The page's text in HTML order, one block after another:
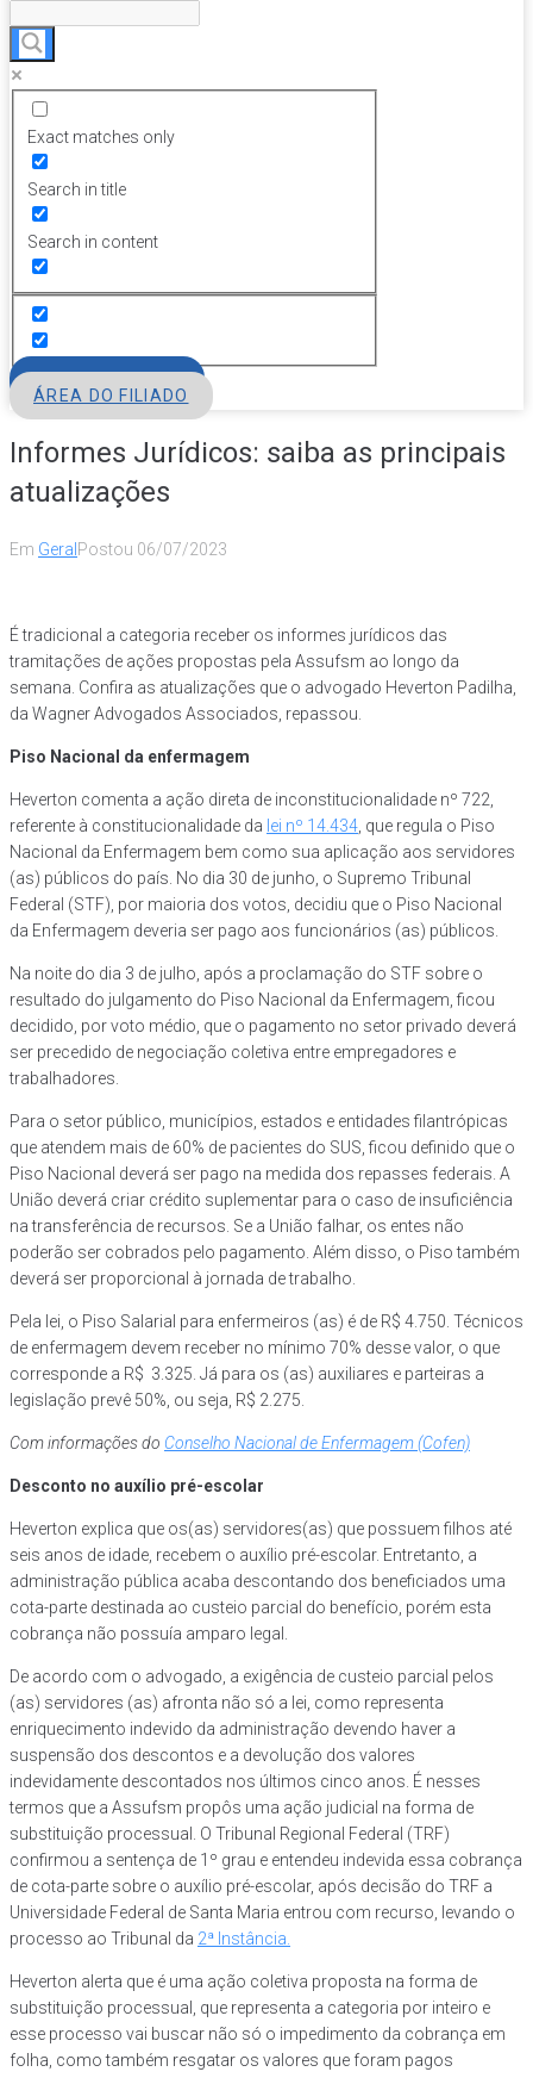
Exact matches only
Search in title
Search in content
ÁREA DO FILIADO
Informes Jurídicos: saiba as principais
atualizações
Em Geral Postou 06/07/2023
É tradicional a categoria receber os informes jurídicos das
tramitações de ações propostas pela Assufsm ao longo da
semana. Confira as atualizações que o advogado Heverton Padilha,
da Wagner Advogados Associados, repassou.
Piso Nacional da enfermagem
Heverton comenta a ação direta de inconstitucionalidade nº 722,
referente à constitucionalidade da lei nº 14.434, que regula o Piso
Nacional da Enfermagem bem como sua aplicação aos servidores
(as) públicos do país. No dia 30 de junho, o Supremo Tribunal
Federal (STF), por maioria dos votos, decidiu que o Piso Nacional
da Enfermagem deveria ser pago aos funcionários (as) públicos.
Na noite do dia 3 de julho, após a proclamação do STF sobre o
resultado do julgamento do Piso Nacional da Enfermagem, ficou
decidido, por voto médio, que o pagamento no setor privado deverá
ser precedido de negociação coletiva entre empregadores e
trabalhadores.
Para o setor público, municípios, estados e entidades filantrópicas
que atendem mais de 60% de pacientes do SUS, ficou definido que o
Piso Nacional deverá ser pago na medida dos repasses federais. A
União deverá criar crédito suplementar para o caso de insuficiência
na transferência de recursos. Se a União falhar, os entes não
poderão ser cobrados pelo pagamento. Além disso, o Piso também
deverá ser proporcional à jornada de trabalho.
Pela lei, o Piso Salarial para enfermeiros (as) é de R$ 4.750. Técnicos
de enfermagem devem receber no mínimo 70% desse valor, o que
corresponde a R$ 3.325. Já para os (as) auxiliares e parteiras a
legislação prevê 50%, ou seja, R$ 2.275.
Com informações do Conselho Nacional de Enfermagem (Cofen)
Desconto no auxílio pré-escolar
Heverton explica que os(as) servidores(as) que possuem filhos até
seis anos de idade, recebem o auxílio pré-escolar. Entretanto, a
administração pública acaba descontando dos beneficiados uma
cota-parte destinada ao custeio parcial do benefício, porém esta
cobrança não possuía amparo legal.
De acordo com o advogado, a exigência de custeio parcial pelos
(as) servidores (as) afronta não só a lei, como representa
enriquecimento indevido da administração devendo haver a
suspensão dos descontos e a devolução dos valores
indevidamente descontados nos últimos cinco anos. É nesses
termos que a Assufsm propôs uma ação judicial na forma de
substituição processual. O Tribunal Regional Federal (TRF)
confirmou a sentença de 1º grau e entendeu indevida essa cobrança
de cota-parte sobre o auxílio pré-escolar, após decisão do TRF a
Universidade Federal de Santa Maria entrou com recurso, levando o
processo ao Tribunal da 2ª Instância.
Heverton alerta que é uma ação coletiva proposta na forma de
substituição processual, que representa a categoria por inteiro e
esse processo vai buscar não só o impedimento da cobrança em
folha, como também resgatar os valores que foram pagos